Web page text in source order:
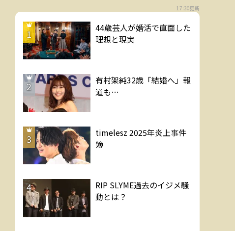
17:30更新
1
44歳芸人が婚活で直面した
理想と現実
2
有村架純32歳「結婚へ」報
道も…
3
timelesz 2025年炎上事件
簿
4
RIP SLYME過去のイジメ騒
動とは？